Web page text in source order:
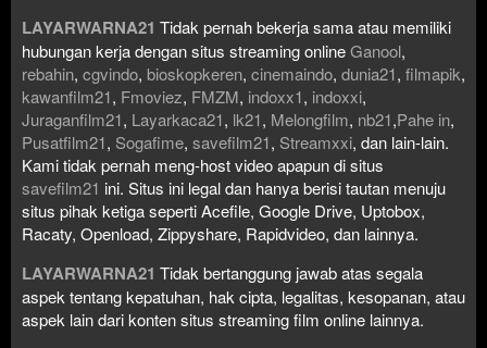
LAYARWARNA21 Tidak pernah bekerja sama atau memiliki
hubungan kerja dengan situs streaming onlineGanool,
rebahin, cgvindo, bioskopkeren, cinemaindo, dunia21, filmapik,
kawanfilm21, Fmoviez, FMZM, indoxx1, indoxxi,
Juraganfilm21, Layarkaca21, lk21, Melongfilm, nb21,Pahe in,
Pusatfilm21, Sogafime, savefilm21, Streamxxi, dan lain-lain.
Kami tidak pernah meng-host video apapun di situs
savefilm21 ini. Situs ini legal dan hanya berisi tautan menuju
situs pihak ketiga seperti Acefile, Google Drive, Uptobox,
Racaty, Openload, Zippyshare, Rapidvideo, dan lainnya.
LAYARWARNA21 Tidak bertanggung jawab atas segala
aspek tentang kepatuhan, hak cipta, legalitas, kesopanan, atau
aspek lain dari konten situs streaming film online lainnya.